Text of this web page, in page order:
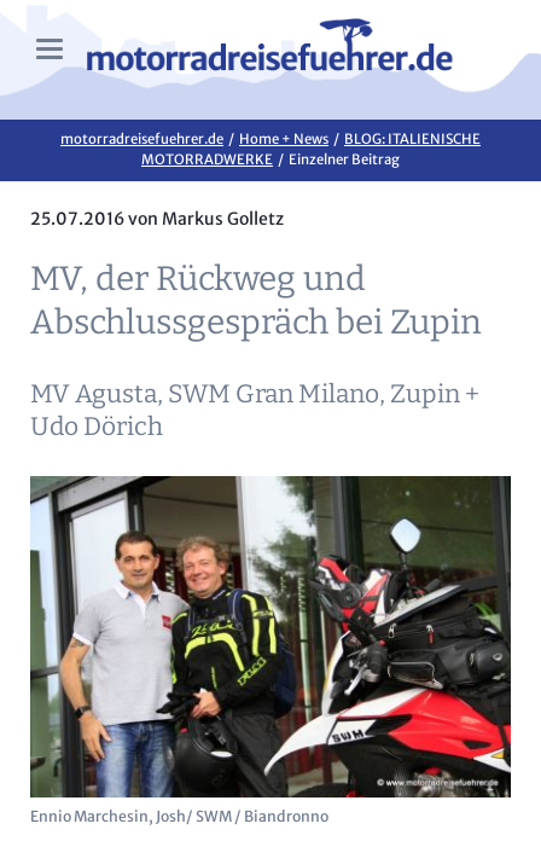
motorradreisefuehrer.de Home + News
BLOG: ITALIENISCHE
MOTORRADWERKE
Einzelner Beitrag
25.07.2016von Markus Golletz
MV, der Rückweg und
Abschlussgespräch bei Zupin
MV Agusta, SWM Gran Milano, Zupin +
Udo Dörich
Ennio Marchesin, Josh/ SWM / Biandronno